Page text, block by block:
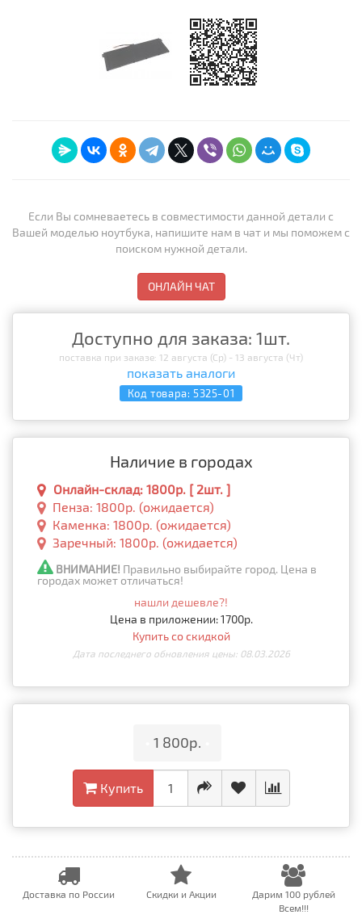
Если Вы сомневаетесь в совместимости данной детали с
Вашей моделью ноутбука, напишите нам в чат и мы поможем с
поиском нужной детали.
ОНЛАЙН ЧАТ
Доступно для заказа: 1шт.
поставка при заказе: 12 августа (Ср) - 13 августа (Чт)
показать аналоги
Код товара: 5325-01
Наличие в городах
Онлайн-склад: 1800р. [ 2шт. ]
Пенза: 1800р. (ожидается)
Каменка: 1800р. (ожидается)
Заречный: 1800р. (ожидается)
ВНИМАНИЕ! Правильно выбирайте город. Цена в
городах может отличаться!
нашли дешевле?!
Цена в приложении: 1700р.
Купить со скидкой
Дата последнего обновления цены: 08.03.2026
1 800р.
Купить
Доставка по России Скидки и Акции
Дарим 100 рублей
Всем!!!